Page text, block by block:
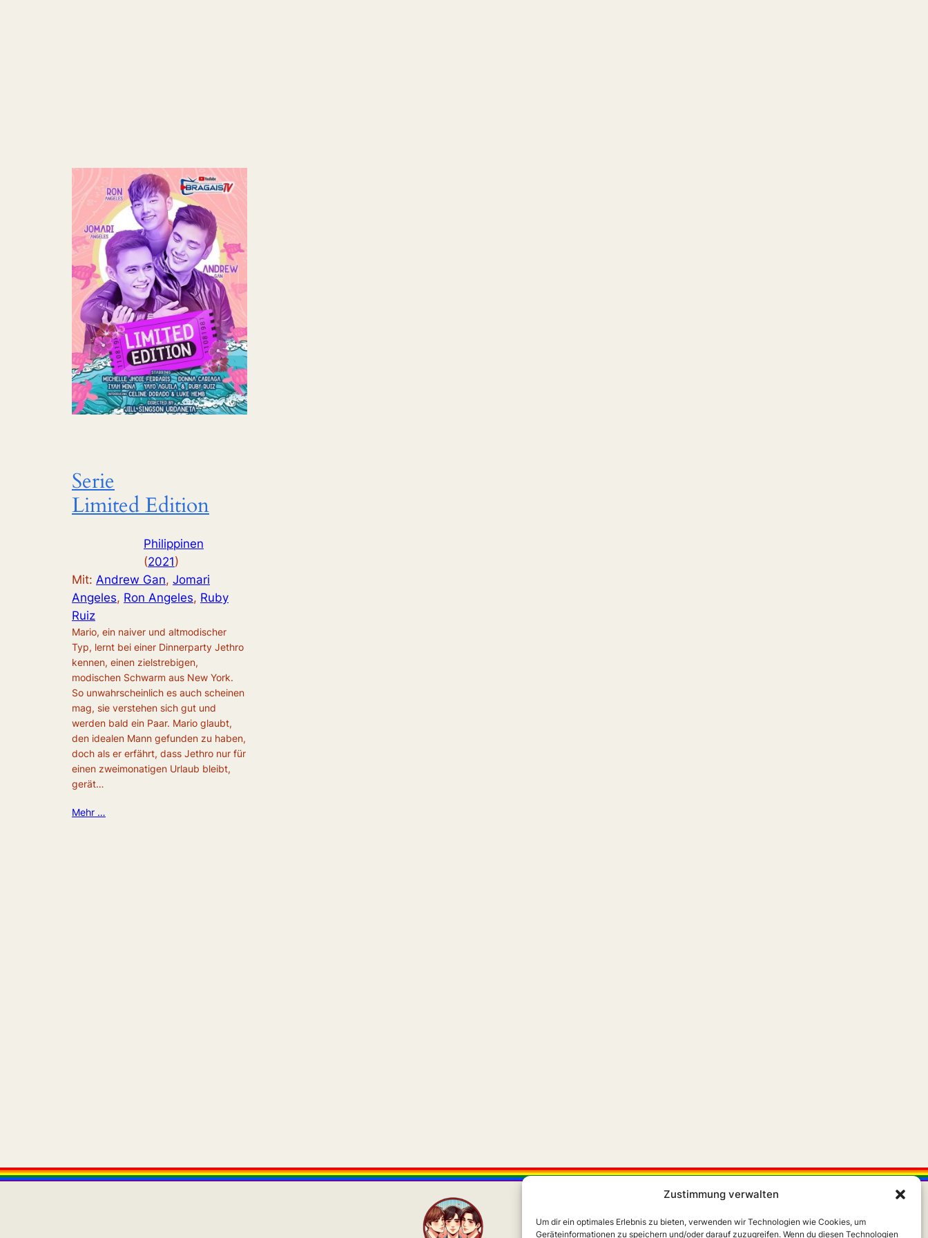
Zustimmung verwalten
Um dir ein optimales Erlebnis zu bieten, verwenden wir Technologien wie Cookies, um
Geräteinformationen zu speichern und/oder darauf zuzugreifen. Wenn du diesen Technologien
Serie
Limited Edition
Philippinen
(2021)
Mit: Andrew Gan, Jomari
Angeles, Ron Angeles, Ruby
Ruiz
Mario, ein naiver und altmodischer
Typ, lernt bei einer Dinnerparty Jethro
kennen, einen zielstrebigen,
modischen Schwarm aus New York.
So unwahrscheinlich es auch scheinen
mag, sie verstehen sich gut und
werden bald ein Paar. Mario glaubt,
den idealen Mann gefunden zu haben,
doch als er erfährt, dass Jethro nur für
einen zweimonatigen Urlaub bleibt,
gerät…
Mehr …